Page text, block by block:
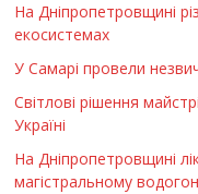
На Дніпропетровщині
екосистемах
У Самарі провели
Світлові рішення
Україні
На Дніпропетровщині
магістральному